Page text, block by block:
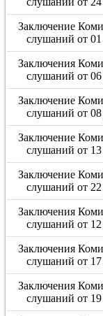
Заключение
слушаний от 01
Заключения
слушаний от 06
Заключение
слушаний от 08
Заключение
слушаний от 13
Заключение
слушаний от 22
Заключения
слушаний от 12
Заключения
слушаний от 17
Заключения
слушаний от 19